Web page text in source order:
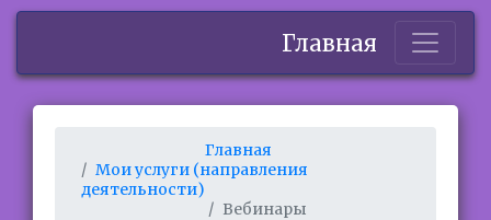
Главная
Главная
Мои услуги (направления
деятельности)
Вебинары